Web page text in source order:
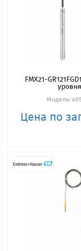
FMX21-
уровня
Модель:
Цена по